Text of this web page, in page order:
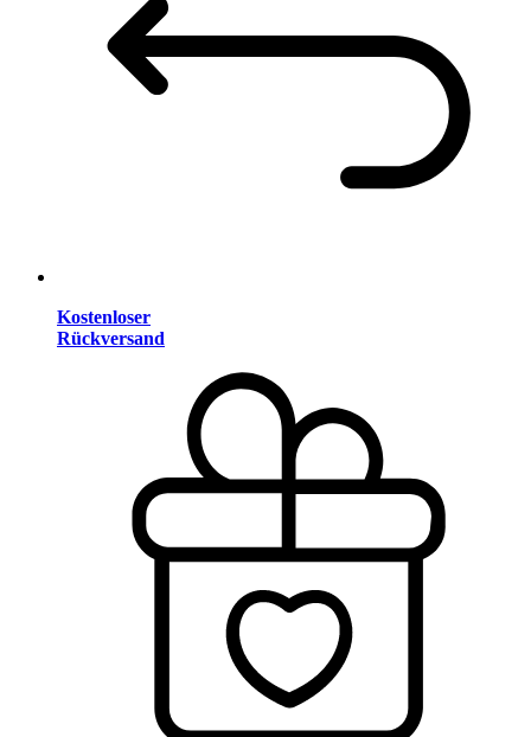
Kostenloser
Rückversand